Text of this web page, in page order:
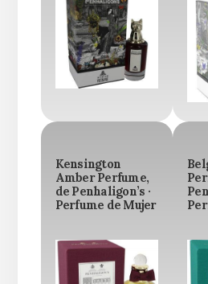
Kensington
Amber Perfume,
de Penhaligon’s ·
Perfume de Mujer